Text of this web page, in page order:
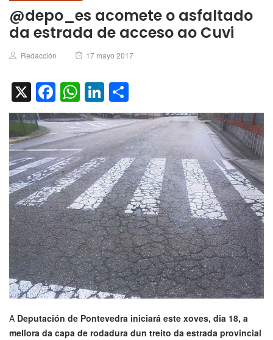
@depo_es acomete o asfaltado
da estrada de acceso ao Cuvi
Author
Redacción
Posted
17 mayo 2017
X Facebook
WhatsApp
LinkedIn
A Deputación de Pontevedra iniciará este xoves, dia 18, a
mellora da capa de rodadura dun treito da estrada provincial